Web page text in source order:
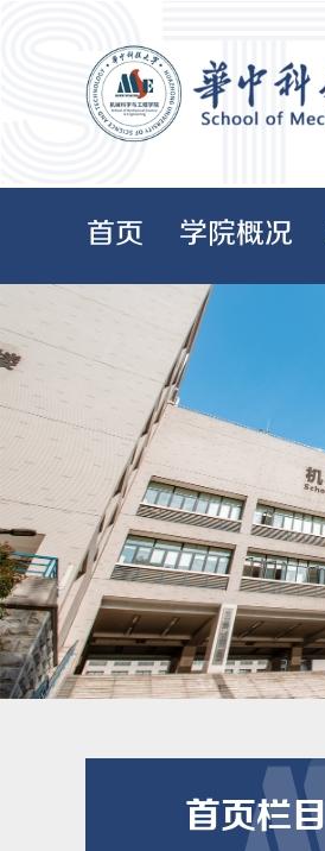
首页 学院概况
首页栏目